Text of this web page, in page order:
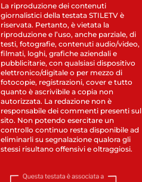
La riproduzione dei contenuti
giornalistici della testata STILETV è
riservata. Pertanto, è vietata la
riproduzione e l’uso, anche parziale, di
testi, fotografie, contenuti audio/video,
filmati, loghi, grafiche aziendali e
pubblicitarie, con qualsiasi dispositivo
elettronico/digitale o per mezzo di
fotocopie, registrazioni, cover e tutto
quanto è ascrivibile a copia non
autorizzata. La redazione non è
responsabile dei commenti presenti sul
sito. Non potendo esercitare un
controllo continuo resta disponibile ad
eliminarli su segnalazione qualora gli
stessi risultano offensivi e oltraggiosi.